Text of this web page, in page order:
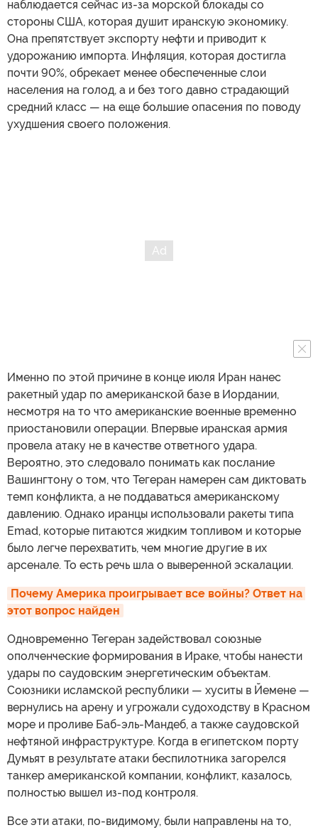
наблюдается сейчас из-за морской блокады со
стороны США, которая душит иранскую экономику.
Она препятствует экспорту нефти и приводит к
удорожанию импорта. Инфляция, которая достигла
почти 90%, обрекает менее обеспеченные слои
населения на голод, а и без того давно страдающий
средний класс — на еще большие опасения по поводу
ухудшения своего положения.
Именно по этой причине в конце июля Иран нанес
ракетный удар по американской базе в Иордании,
несмотря на то что американские военные временно
приостановили операции. Впервые иранская армия
провела атаку не в качестве ответного удара.
Вероятно, это следовало понимать как послание
Вашингтону о том, что Тегеран намерен сам диктовать
темп конфликта, а не поддаваться американскому
давлению. Однако иранцы использовали ракеты типа
Emad, которые питаются жидким топливом и которые
было легче перехватить, чем многие другие в их
арсенале. То есть речь шла о выверенной эскалации.
Почему Америка проигрывает все войны? Ответ на
этот вопрос найден
Одновременно Тегеран задействовал союзные
ополченческие формирования в Ираке, чтобы нанести
удары по саудовским энергетическим объектам.
Союзники исламской республики — хуситы в Йемене —
вернулись на арену и угрожали судоходству в Красном
море и проливе Баб-эль-Мандеб, а также саудовской
нефтяной инфраструктуре. Когда в египетском порту
Думьят в результате атаки беспилотника загорелся
танкер американской компании, конфликт, казалось,
полностью вышел из-под контроля.
Все эти атаки, по-видимому, были направлены на то,